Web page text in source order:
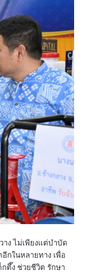
าง ไม่เพียงแต่บำบัด
กในหลายทาง เพื่อ
ตึ๊ง ช่วยชีวิต รักษา